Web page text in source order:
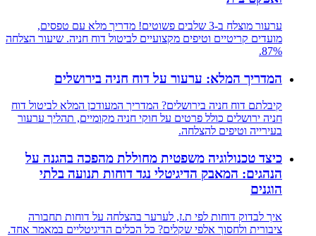
ערעור מוצלח ב-3 שלבים פשוטים! מדריך מלא עם טפסים,
מועדים קריטיים וטיפים מקצועיים לביטול דוח חניה. שיעור הצלחה
87%.
המדריך המלא: ערעור על דוח חניה בירושלים
קיבלתם דוח חניה בירושלים? המדריך המעודכן המלא לביטול דוח
חניה ירושלים כולל פרטים על חוקי חניה מקומיים, תהליך ערעור
בעירייה וטיפים להצלחה.
כיצד טכנולוגיה משפטית מחוללת מהפכה בהגנה על
הנהגים: המאבק הדיגיטלי נגד דוחות תנועה בלתי
הוגנים
איך לבדוק דוחות לפי ת.ז, לערער בהצלחה על דוחות תחבורה
ציבורית ולחסוך אלפי שקלים? כל הכלים הדיגיטליים במאמר אחד.